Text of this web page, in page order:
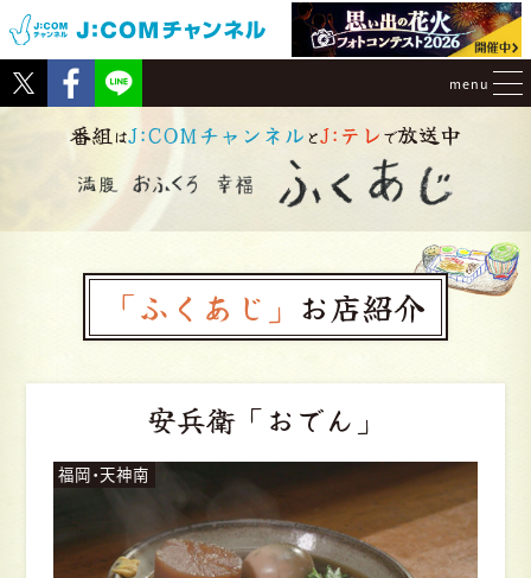
Tweet Facebook
menu
番組はJ:COMチャンネル とJ:テレ で放送中
「ふくあじ」 お店紹介
安兵衛 「おでん」
福岡・天神南